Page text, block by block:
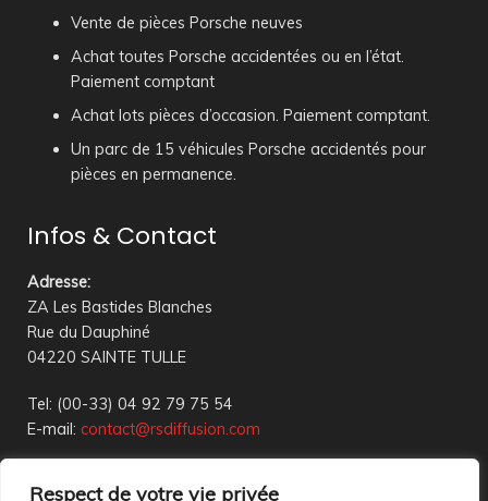
Respect de votre vie privée
Vente de pièces Porsche neuves
Achat toutes Porsche accidentées ou en l’état.
Paiement comptant
Achat lots pièces d’occasion. Paiement comptant.
Un parc de 15 véhicules Porsche accidentés pour
pièces en permanence.
Infos & Contact
Adresse:
ZA Les Bastides Blanches
Rue du Dauphiné
04220 SAINTE TULLE
Tel: (00-33) 04 92 79 75 54
E-mail: contact@rsdiffusion.com